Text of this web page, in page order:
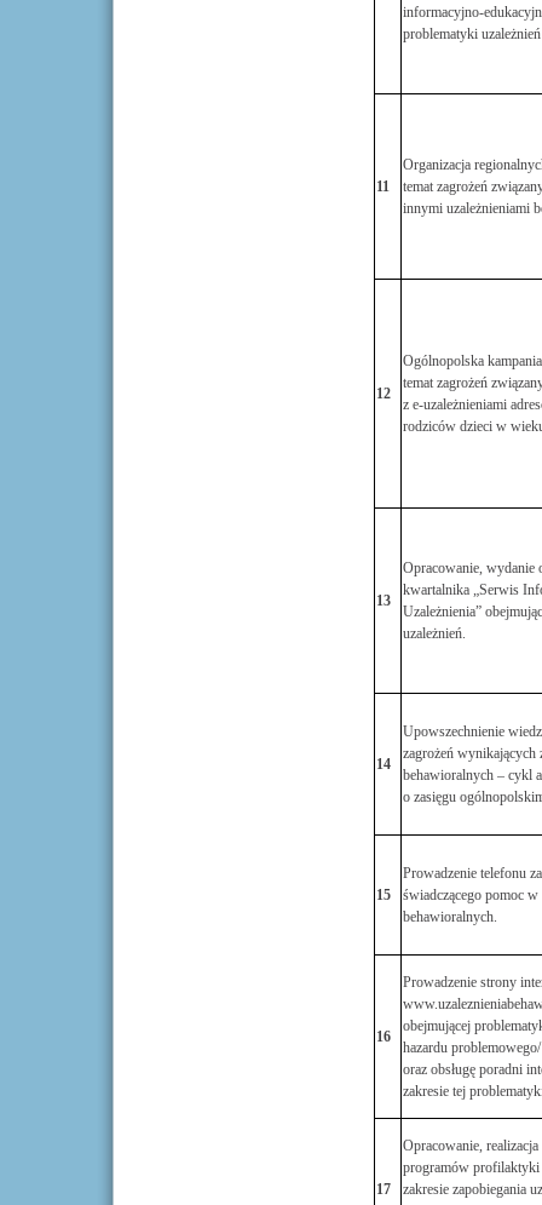
informacyjno-
problematyki
11
Organizacja
temat zagrożeń
innymi uzależnieniami
12
Ogólnopolska kampania
temat zagrożeń
z e-uzależnieniami
rodziców dzieci w
13
Opracowanie, wydanie
kwartalnika „Serwis
Uzależnienia”
uzależnień.
14
Upowszechnienie
zagrożeń wynikających
behawioralnych – cykl
o zasięgu
15
Prowadzenie telefonu
świadczącego pomoc w
behawioralnych.
16
Prowadzenie strony
obejmującej
hazardu
oraz obsługę poradni
zakresie tej
17
Opracowanie, realizacja
programów
zakresie zapobiegania